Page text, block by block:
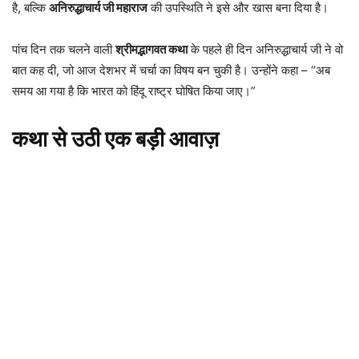
है, बल्किअनिरुद्धाचार्य जी महाराजकी उपस्थिति ने इसे और खास बना दिया है।
पांच दिन तक चलने वालीश्रीमद्भागवत कथाके पहले ही दिन अनिरुद्धाचार्य जी ने वो
बात कह दी, जो आज देशभर में चर्चा का विषय बन चुकी है। उन्होंने कहा – “अब
समय आ गया है कि भारत को हिंदू राष्ट्र घोषित किया जाए।”
कथा से उठी एक बड़ी आवाज़